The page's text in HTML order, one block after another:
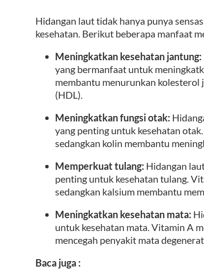
Hidangan laut tidak hanya punya
kesehatan. Berikut beberapa manfaat
Meningkatkan kesehatan jantung:
yang bermanfaat untuk
membantu menurunkan kolesterol
(HDL).
Meningkatkan fungsi otak:
yang penting untuk kesehatan
sedangkan kolin membantu
Memperkuat tulang: Hidangan
penting untuk kesehatan tulang.
sedangkan kalsium membantu
Meningkatkan kesehatan mata:
untuk kesehatan mata. Vitamin A
mencegah penyakit mata
Baca juga :